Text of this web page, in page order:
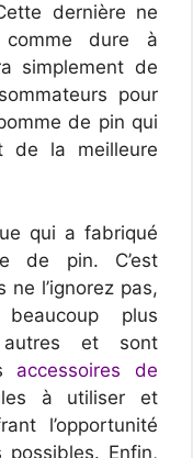
dernière ne
dure à
simplement de
pour
de pin qui
de la meilleure
qui a fabriqué
de pin. C’est
l’ignorez pas,
plus
autres et sont
accessoires de
à utiliser et
l’opportunité
possibles. Enfin,